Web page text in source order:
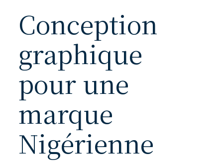
Conception
graphique
pour une
marque
Nigérienne